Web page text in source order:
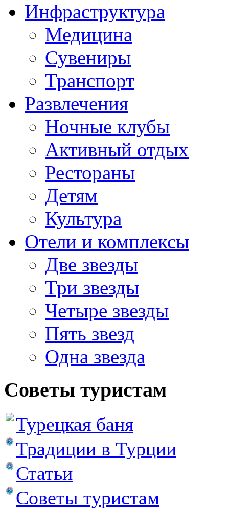
Инфраструктура
Медицина
Сувениры
Транспорт
Развлечения
Ночные клубы
Активный отдых
Рестораны
Детям
Культура
Отели и комплексы
Две звезды
Три звезды
Четыре звезды
Пять звезд
Одна звезда
Советы туристам
Турецкая баня
Традиции в Турции
Статьи
Советы туристам